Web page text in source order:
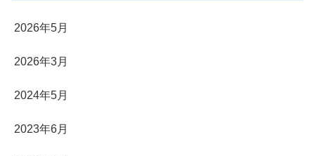
2026年5月
2026年3月
2024年5月
2023年6月